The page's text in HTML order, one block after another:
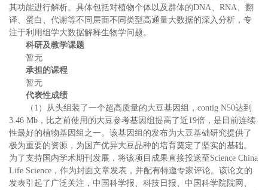
其功能进行解析。具体包括对植物个体以及群体的DNA、RNA、翻
译、蛋白、代谢等不同层面不同类型高通量大数据的深入分析，专
注于利用组学大数据解释生物学问题。
科研及教学课题
暂无
承担的课程
暂无
代表性成绩
（1）从头组装了一个超高质量的大豆基因组，contig N50达到
3.46 Mb，比之前使用的大豆参考基因组提高了近19倍，是目前连续
性最好的植物基因组之一。该基因组的发布为大豆基础研究提供了
极为重要的资源，为国产优异大豆品种的培育奠定了坚实的基础。
为了支持国内学术期刊发展，将该项目成果直接投送至Science China
Life Science，作为封面文章发表，并配有特邀专家评论。该论文的
发表引起了广泛关注，中国科学报、科技日报、中国科学院院网、